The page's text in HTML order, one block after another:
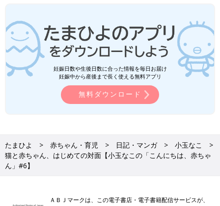
妊娠日数や生後日数に合った情報を毎日お届け
妊娠中から産後まで長く使える無料アプリ
無料ダウンロード
たまひよ 赤ちゃん・育児 日記・マンガ
小玉なこ
猫と赤ちゃん、はじめての対面【小玉なこの「こんにちは、赤ちゃ
ん」#6】
ＡＢＪマークは、この電子書店・電子書籍配信サービスが、